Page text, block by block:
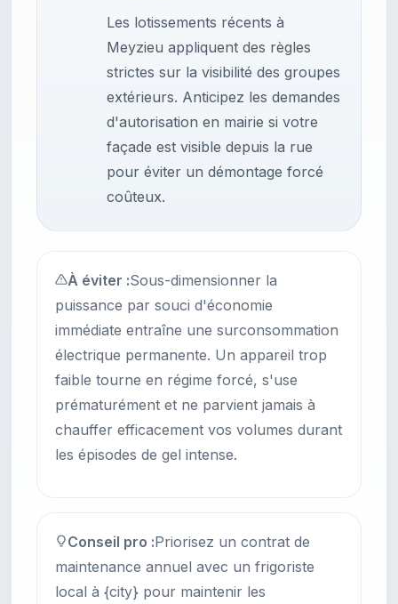
Les lotissements récents à
Meyzieu appliquent des règles
strictes sur la visibilité des groupes
extérieurs. Anticipez les demandes
d'autorisation en mairie si votre
façade est visible depuis la rue
pour éviter un démontage forcé
coûteux.
À éviter :Sous-dimensionner la
puissance par souci d'économie
immédiate entraîne une surconsommation
électrique permanente. Un appareil trop
faible tourne en régime forcé, s'use
prématurément et ne parvient jamais à
chauffer efficacement vos volumes durant
les épisodes de gel intense.
Conseil pro :Priorisez un contrat de
maintenance annuel avec un frigoriste
local à {city} pour maintenir les